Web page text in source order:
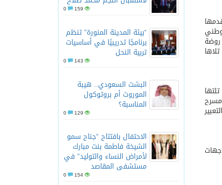
159
“بيئة المدينة المنورة” تنظم
برنامجًا تدريبيًا في أساسيات
تربية النحل
143
البشت السعودي.. هيبة
الموروث أم بروتوكول
المناسبة؟
129
الاحتفال بافتتاح “جناح سمو
الشيخة فاطمة بنت مبارك
لأمراض النساء والتوليد” في
مستشفى المقاصد
154
الحربي لمدة 20 دقيقة على مسرح